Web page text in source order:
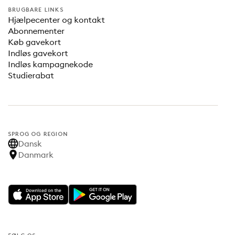
BRUGBARE LINKS
Hjælpecenter og kontakt
Abonnementer
Køb gavekort
Indløs gavekort
Indløs kampagnekode
Studierabat
SPROG OG REGION
Dansk
Danmark